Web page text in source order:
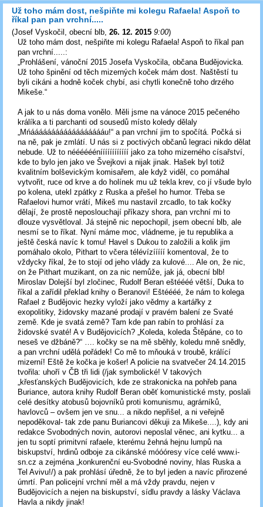
Už toho mám dost, nešpiňte mi kolegu Rafaela! Aspoň to
říkal pan pan vrchní.....
(Josef Vyskočil, obecní blb 26. 12. 2015 9:00)
Už toho mám dost, nešpiňte mi kolegu Rafaela! Aspoň to říkal pan
pan vrchní.....:
„Prohlášení, vánoční 2015 Josefa Vyskočila, občana Budějovicka.
Už toho špinění od těch mizerných koček mám dost. Naštěstí tu
byli cikáni a hodně koček chybí, asi chytli konečně toho drzého
Mikeše.“
A jak to u nás doma vonělo. Měli jsme na vánoce 2015 pečeného
králíka a ti parchanti od sousedů místo koledy dělaly
„Mńááááááááááááááááááu!“ a pan vrchní jim to spočítá. Počká si
na ně, pak je zmlátí. U nás si z poctivých občanů legraci nikdo dělat
nebude. Už to nééééééníííííííííííí jako za toho mizerného císařství,
kde to bylo jen jako ve Švejkovi a nijak jinak. Hašek byl totiž
kvalitním bolševickým komisařem, ale když viděl, co pomáhal
vytvořit, ruce od krve a do holínek mu už tekla krev, co jí všude bylo
po kolena, utekl zpátky z Ruska a přešel ho humor. Třeba se
Rafaelovi humor vrátí, Mikeš mu nastavil zrcadlo, to tak kočky
dělají, že prostě neposlouchají příkazy shora, pan vrchní mi to
dlouze vysvětloval. Já stejně nic nepochopil, jsem obecní blb, ale
nesmí se to říkat. Nyní máme moc, vládneme, je tu republika a
ještě česká navíc k tomu! Havel s Dukou to založili a kolik jim
pomáhalo okolo, Pithart to včera télévízííííí komentoval, že to
vždycky říkal, že to stojí od jeho vlády za kulové.... Ale on, že nic,
on že Pithart muzikant, on za nic nemůže, jak já, obecní blb!
Miroslav Dolejší byl zločinec, Rudolf Beran eštéééé větší, Duka to
říkal a zařídil překlad knihy o Beranovi! Eštéééé, že nám to kolega
Rafael z Budějovic hezky vyloží jako vědmy a kartářky z
exopolitiky, židovsky mazané prodají v pravém balení ze Svaté
země. Kde je svatá země? Tam kde pan rabín to prohlásí za
židovské svaté! A v Budějovicích? „Koleda, koleda Štěpáne, co to
neseš ve džbáně?“ …. kočky se na mě sběhly, koledu mně snědly,
a pan vrchní udělá pořádek! Co mě to mňouká v troubě, králící
mizerní! Eště že kočka je košer! A policie na svatvečer 24.14.2015
tvořila: uhoří v ČB tři lidi (/jak symbolické! V takových
„křesťanských Budějovicích, kde ze strakonicka na pohřeb pana
Buriance, autora knihy Rudolf Beran oběť komunistické msty, poslali
celé desítky atobusů bojovníků proti komunismu, agrárníků,
havlovců – ovšem jen ve snu... a nikdo nepřišel, a ni veřejně
nepoděkoval- tak zde panu Buriancovi děkuji za Mikeše....), kdy ani
redakce Svobodných novin, autorovi neposlal věnec, ani kytku... a
jen tu soptí primitvní rafaele, kterému žehná hejnu lumpů na
biskupství, hrdinů odboje za cikánské móóóresy více celé www.i-
sn.cz a zejména „konkurenční eu-Svobodné noviny, hlas Ruska a
Tel Avivu!/) a pak prohlásí úředně, že to byl jeden a navíc přirozené
úmrtí. Pan policejní vrchní měl a má vždy pravdu, nejen v
Budějovicích a nejen na biskupství, sídlu pravdy a lásky Václava
Havla a nikdy jinak!